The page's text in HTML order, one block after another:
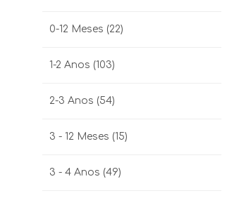
0-12 Meses (22)
1-2 Anos (103)
2-3 Anos (54)
3 - 12 Meses (15)
3 - 4 Anos (49)